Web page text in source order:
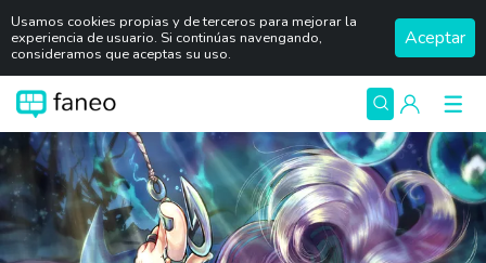
Usamos cookies propias y de terceros para mejorar la
experiencia de usuario. Si continúas navengando,
consideramos que aceptas su uso.
Aceptar